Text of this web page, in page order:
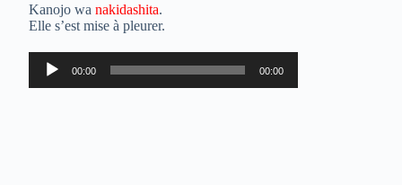
Kanojo wanakidashita.
Elle s’est mise à pleurer.
Lecteur
audio
00:00 00:00